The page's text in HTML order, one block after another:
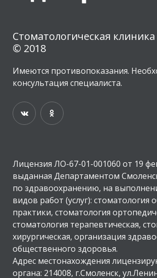
Стоматологическая
© 2018
Имеются противопоказания.
консультация специалиста.
Лицензия ЛО-67-01-001060 от 19
выданная Департаментом
по здравоохранению, на
видов работ (услуг): стоматология
практики, стоматология
стоматология терапевтическая,
хирургическая, организация
общественного здоровья.
Адрес местонахождения
органа: 214008, г.Смоленск,